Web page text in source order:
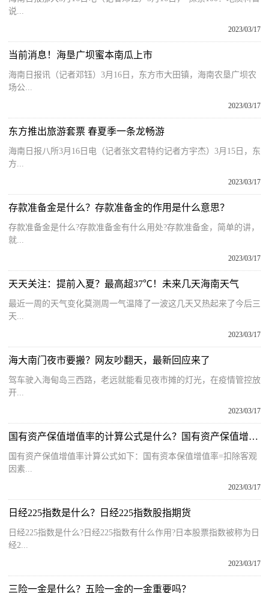
说...
2023/03/17
当前消息！海垦广坝蜜本南瓜上市
海南日报讯（记者邓钰）3月16日，东方市大田镇，海南农垦广坝农
场公...
2023/03/17
东方推出旅游套票 春夏季一条龙畅游
海南日报八所3月16日电（记者张文君特约记者方宇杰）3月15日，东
方...
2023/03/17
存款准备金是什么？存款准备金的作用是什么意思？
存款准备金是什么?存款准备金有什么用处?存款准备金，简单的讲，
就...
2023/03/17
天天关注：提前入夏？最高超37℃！未来几天海南天气
最近一周的天气变化莫测周一气温降了一波这几天又热起来了今后三
天...
2023/03/17
海大南门夜市要搬？网友吵翻天，最新回应来了
驾车驶入海甸岛三西路，老远就能看见夜市摊的灯光，在疫情管控放
开...
2023/03/17
国有资产保值增值率的计算公式是什么？国有资产保值增值率多少合适？
国有资产保值增值率计算公式如下：国有资本保值增值率=扣除客观
因素...
2023/03/17
日经225指数是什么？日经225指数股指期货
日经225指数是什么?日经225指数有什么作用?日本股票指数被称为日
经2...
2023/03/17
三险一金是什么？五险一金的一金重要吗？